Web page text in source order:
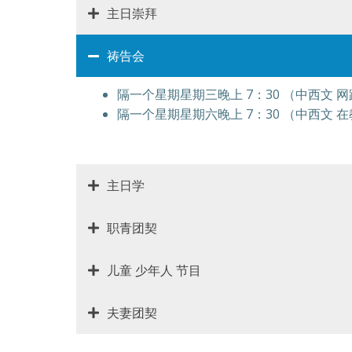
主日崇拜
祷告会
隔一个星期星期三晚上 7：30 （中西文 网
隔一个星期星期六晚上 7：30 （中西文 在
主日学
职青团契
儿童 少年人 节目
夫妻团契